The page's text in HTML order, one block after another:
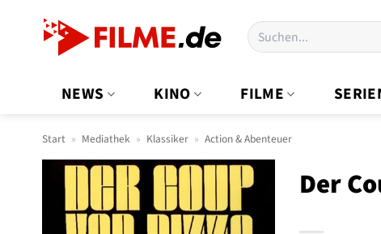
Suchen
nach:
NEWS KINO FILME
Start » Mediathek » Klassiker » Action & Abenteuer
Der